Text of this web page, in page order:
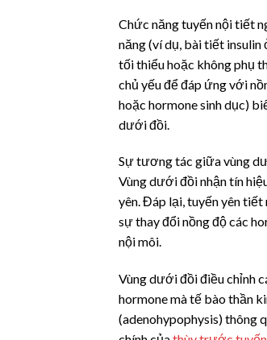
Chức năng tuyến nội tiết
năng (ví dụ, bài tiết insulin
tối thiểu hoặc không phụ
chủ yếu để đáp ứng với
hoặc hormone sinh dục)
dưới đồi.
Sự tương tác giữa vùng
Vùng dưới đồi nhận tín
yên. Đáp lại, tuyến yên
sự thay đổi nồng độ các
nội môi.
Vùng dưới đồi điều chỉnh
hormone mà tế bào thần
(adenohypophysis) thông